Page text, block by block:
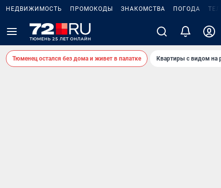
НЕДВИЖИМОСТЬ ПРОМОКОДЫ ЗНАКОМСТВА ПОГОДА
Тюменец остался без дома и живет в палатке Квартиры с видом на